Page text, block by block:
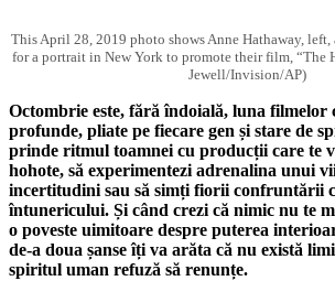
This April 28, 2019 photo shows Anne Hathaway,
for a portrait in New York to promote their film, “The
Jewell/Invision/AP)
Octombrie este, fără îndoială, luna filmelor
profunde, pliate pe fiecare gen și stare de
prinde ritmul toamnei cu producții care te
hohote, să experimentezi adrenalina unui
incertitudini sau să simți fiorii confruntării
întunericului. Și când crezi că nimic nu te
o poveste uimitoare despre puterea
de-a doua șanse îți va arăta că nu există
spiritul uman refuză să renunțe.